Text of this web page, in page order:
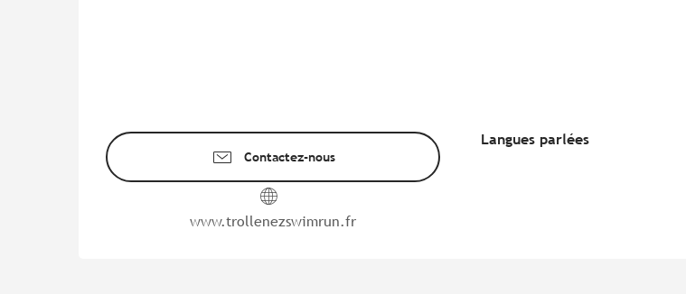
Contactez-nous
www.trollenezswimrun.fr
Langues parlées
Langues parlées